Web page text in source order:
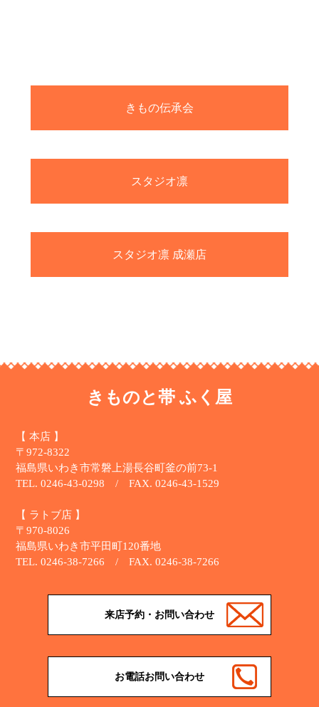
きもの伝承会
スタジオ凛
スタジオ凛 成瀬店
きものと帯 ふく屋
【 本店 】
〒972-8322
福島県いわき市常磐上湯長谷町釜の前73-1
TEL. 0246-43-0298 / FAX. 0246-43-1529
【 ラトブ店 】
〒970-8026
福島県いわき市平田町120番地
TEL. 0246-38-7266 / FAX. 0246-38-7266
来店予約・お問い合わせ
お電話お問い合わせ